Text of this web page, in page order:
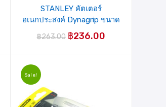
STANLEY คัตเตอร์
อเนกประสงค์ Dynagrip ขนาด
25 มม. แบบใบหักออกได้ รุ่น
10-425-8
฿263.00 ฿236.00
Sale!